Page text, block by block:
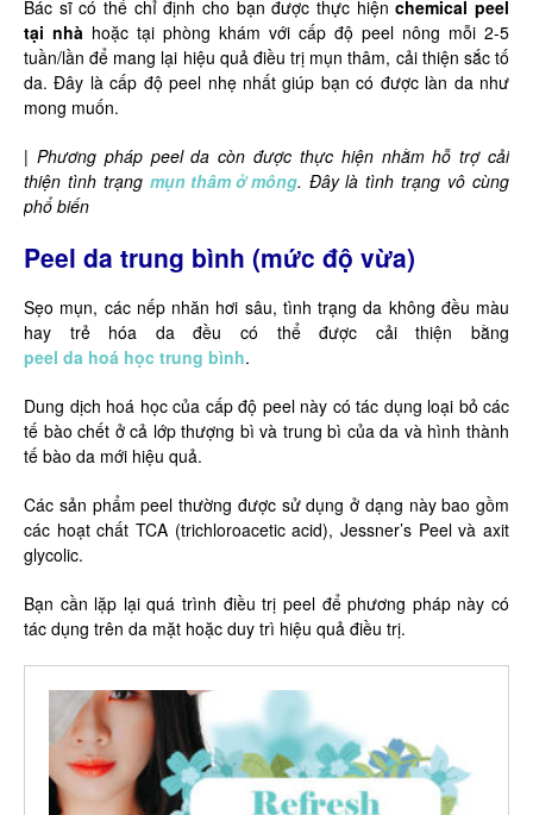
Bác sĩ có thể chỉ định cho bạn được thực hiệnchemical peel
tại nhà hoặc tại phòng khám với cấp độ peel nông mỗi 2-5
tuần/lần để mang lại hiệu quả điều trị mụn thâm, cải thiện sắc tố
da. Đây là cấp độ peel nhẹ nhất giúp bạn có được làn da như
mong muốn.
| Phương pháp peel da còn được thực hiện nhằm hỗ trợ cải
thiện tình trạng mụn thâm ở mông. Đây là tình trạng vô cùng
phổ biến
Peel da trung bình (mức độ vừa)
Sẹo mụn, các nếp nhăn hơi sâu, tình trạng da không đều màu
hay trẻ hóa da đều có thể được cải thiện bằng
peel da hoá học trung bình.
Dung dịch hoá học của cấp độ peel này có tác dụng loại bỏ các
tế bào chết ở cả lớp thượng bì và trung bì của da và hình thành
tế bào da mới hiệu quả.
Các sản phẩm peel thường được sử dụng ở dạng này bao gồm
các hoạt chất TCA (trichloroacetic acid), Jessner’s Peel và axit
glycolic.
Bạn cần lặp lại quá trình điều trị peel để phương pháp này có
tác dụng trên da mặt hoặc duy trì hiệu quả điều trị.